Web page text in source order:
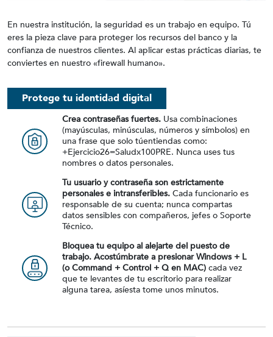
En nuestra institución, la seguridad es un trabajo en equipo. Tú
eres la pieza clave para proteger los recursos del banco y la
confianza de nuestros clientes. Al aplicar estas prácticas diarias, te
conviertes en nuestro «firewall humano».
Protege tu identidad digital
Crea contraseñas fuertes. Usa combinaciones
(mayúsculas, minúsculas, números y símbolos) en
una frase que solo túentiendas como:
+Ejercicio26=Saludx100PRE. Nunca uses tus
nombres o datos personales.
Tu usuario y contraseña son estrictamente
personales e intransferibles. Cada funcionario es
responsable de su cuenta; nunca compartas
datos sensibles con compañeros, jefes o Soporte
Técnico.
Bloquea tu equipo al alejarte del puesto de
trabajo. Acostúmbrate a presionar Windows + L
(o Command + Control + Q en MAC) cada vez
que te levantes de tu escritorio para realizar
alguna tarea, asíesta tome unos minutos.